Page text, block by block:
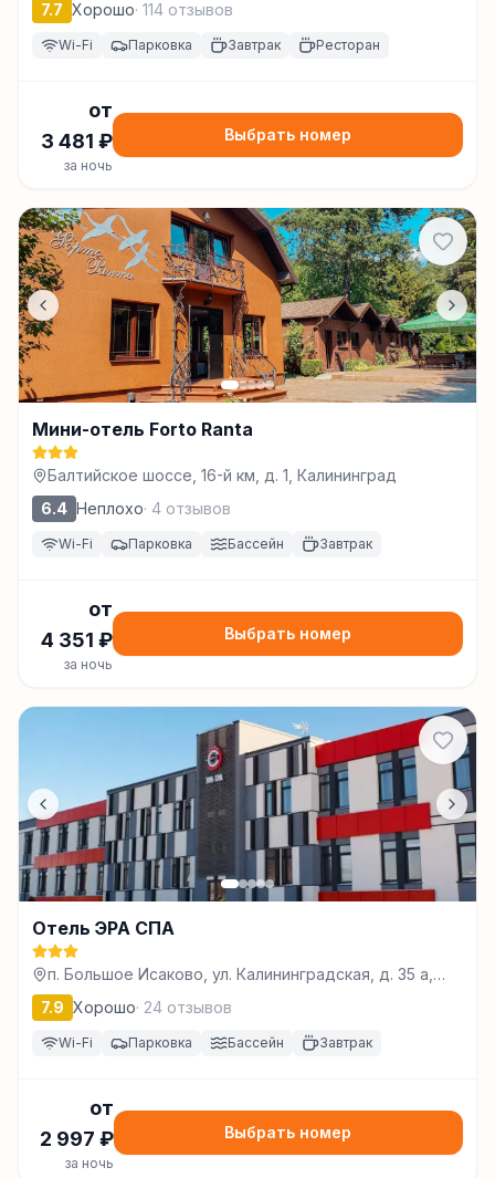
7.7 Хорошо· 114 отзывов
Wi-Fi Парковка Завтрак Ресторан
от
3 481 ₽
за ночь
Выбрать номер
Мини-отель Forto Ranta
Балтийское шоссе, 16-й км, д. 1, Калининград
6.4 Неплохо· 4 отзывов
Wi-Fi Парковка Бассейн Завтрак
от
4 351 ₽
за ночь
Выбрать номер
Отель ЭРА СПА
п. Большое Исаково, ул. Калининградская, д. 35 а,
Калининград
7.9 Хорошо· 24 отзывов
Wi-Fi Парковка Бассейн Завтрак
от
2 997 ₽
за ночь
Выбрать номер